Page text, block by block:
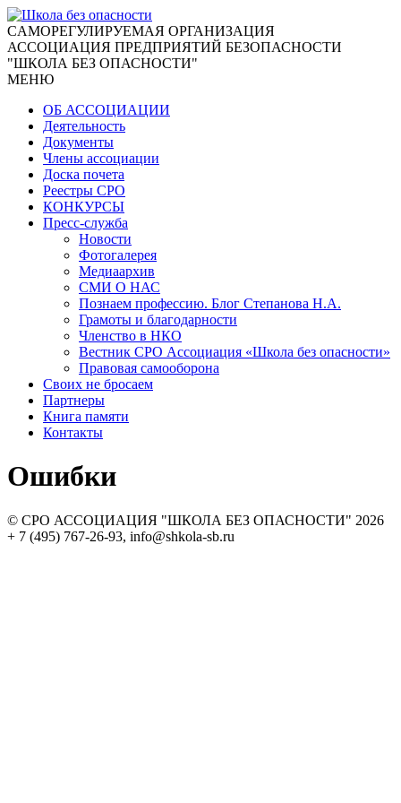
CАМОРЕГУЛИРУЕМАЯ ОРГАНИЗАЦИЯ
АССОЦИАЦИЯ ПРЕДПРИЯТИЙ БЕЗОПАСНОСТИ
"ШКОЛА БЕЗ ОПАСНОСТИ"
МЕНЮ
ОБ АССОЦИАЦИИ
Деятельность
Документы
Члены ассоциации
Доска почета
Реестры СРО
КОНКУРСЫ
Пресс-служба
Новости
Фотогалерея
Медиаархив
СМИ О НАС
Познаем профессию. Блог Степанова Н.А.
Грамоты и благодарности
Членство в НКО
Вестник СРО Ассоциация «Школа без опасности»
Правовая самооборона
Своих не бросаем
Партнеры
Книга памяти
Контакты
Ошибки
© СРО АССОЦИАЦИЯ "ШКОЛА БЕЗ ОПАСНОСТИ" 2026
+ 7 (495) 767-26-93, info@shkola-sb.ru